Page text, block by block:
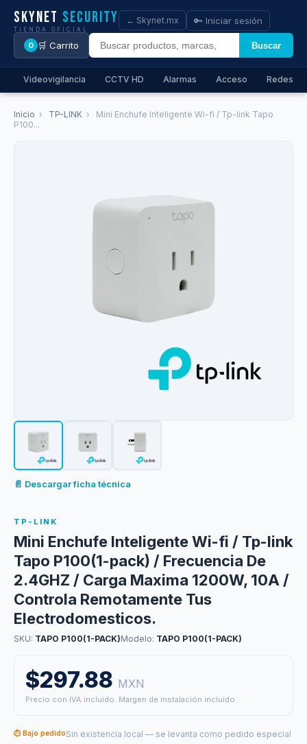
Skynet Security
TIENDA OFICIAL
Buscar
← Skynet.mx 🔑 Iniciar sesión
0 🛒 Carrito
Videovigilancia CCTV HD Alarmas Acceso Redes
Inicio › TP-LINK ›
Mini Enchufe Inteligente Wi-fi / Tp-link Tapo
P100...
📄 Descargar ficha técnica
TP-LINK
Mini Enchufe Inteligente Wi-fi / Tp-link
Tapo P100(1-pack) / Frecuencia De
2.4GHZ / Carga Maxima 1200W, 10A /
Controla Remotamente Tus
Electrodomesticos.
SKU: TAPO P100(1-PACK)Modelo: TAPO P100(1-PACK)
$297.88 MXN
Precio con IVA incluido. Margen de instalación incluido.
⏱ Bajo pedidoSin existencia local — se levanta como pedido especial